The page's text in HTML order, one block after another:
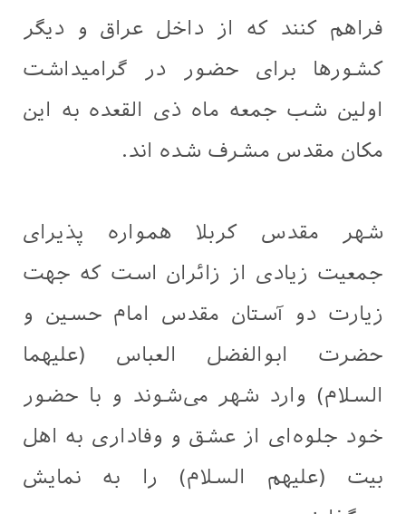
فراهم کنند که از داخل عراق و دیگر
کشورها برای حضور در گرامیداشت
اولین شب جمعه ماه ذی القعده به این
مکان مقدس مشرف شده اند.
شهر مقدس کربلا همواره پذیرای
جمعیت زیادی از زائران است که جهت
زیارت دو آستان مقدس امام حسین و
حضرت ابوالفضل العباس (علیهما
السلام) وارد شهر می‌شوند و با حضور
خود جلوه‌ای از عشق و وفاداری به اهل
بیت (علیهم السلام) را به نمایش